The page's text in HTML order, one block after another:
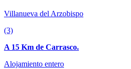
Villanueva del Arzobispo
(3)
A 15 Km de Carrasco.
Alojamiento entero